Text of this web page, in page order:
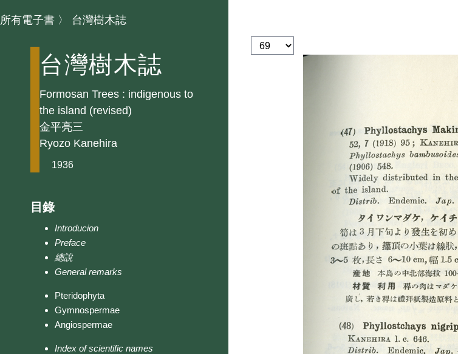
所有電子書 〉 台灣樹木誌
台灣樹木誌
Formosan Trees : indigenous to
the island (revised)
金平亮三
Ryozo Kanehira
1936
目錄
Introducion
Preface
總說
General remarks
Pteridophyta
Gymnospermae
Angiospermae
Index of scientific names